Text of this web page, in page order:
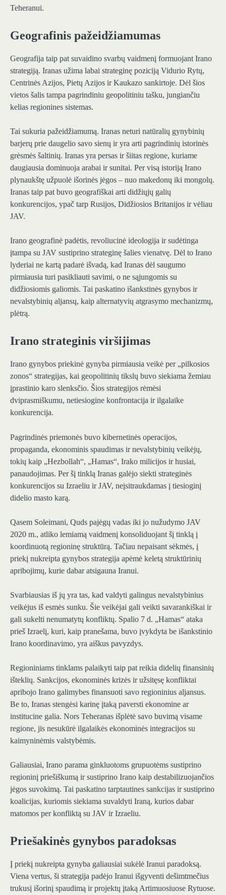
Teheranui.
Geografinis pažeidžiamumas
Geografija taip pat suvaidino svarbų vaidmenį formuojant Irano
strategiją. Iranas užima labai strateginę poziciją Vidurio Rytų,
Centrinės Azijos, Pietų Azijos ir Kaukazo sankirtoje. Dėl šios
vietos šalis tampa pagrindiniu geopolitiniu tašku, jungiančiu
kelias regionines sistemas.
Tai sukuria pažeidžiamumą. Iranas neturi natūralių gynybinių
barjerų prie daugelio savo sienų ir yra arti pagrindinių istorinės
grėsmės šaltinių. Iranas yra persas ir šiitas regione, kuriame
daugiausia dominuoja arabai ir sunitai. Per visą istoriją Irano
plynaukštę užpuolė išorinės jėgos – nuo ​​makedonų iki mongolų.
Iranas taip pat buvo geografiškai arti didžiųjų galių
konkurencijos, ypač tarp Rusijos, Didžiosios Britanijos ir vėliau
JAV.
Irano geografinė padėtis, revoliucinė ideologija ir sudėtinga
įtampa su JAV sustiprino strateginę šalies vienatvę. Dėl to Irano
lyderiai ne kartą padarė išvadą, kad Iranas dėl saugumo
pirmiausia turi pasikliauti savimi, o ne sąjungomis su
didžiosiomis galiomis. Tai paskatino išankstinės gynybos ir
nevalstybinių aljansų, kaip alternatyvių atgrasymo mechanizmų,
plėtrą.
Irano strateginis viršijimas
Irano gynybos priekinė gynyba pirmiausia veikė per „pilkosios
zonos“ strategijas, kai geopolitinių tikslų buvo siekiama žemiau
įprastinio karo slenksčio. Šios strategijos rėmėsi
dviprasmiškumu, netiesiogine konfrontacija ir ilgalaike
konkurencija.
Pagrindinės priemonės buvo kibernetinės operacijos,
propaganda, ekonominis spaudimas ir nevalstybinių veikėjų,
tokių kaip „Hezbollah“, „Hamas“, Irako milicijos ir husiai,
panaudojimas. Per šį tinklą Iranas galėjo siekti strateginės
konkurencijos su Izraeliu ir JAV, neįsitraukdamas į tiesioginį
didelio masto karą.
Qasem Soleimani, Quds pajėgų vadas iki jo nužudymo JAV
2020 m., atliko lemiamą vaidmenį konsoliduojant šį tinklą į
koordinuotą regioninę struktūrą. Tačiau nepaisant sėkmės, į
priekį nukreipta gynybos strategija apėmė keletą struktūrinių
apribojimų, kurie dabar atsigauna Iranui.
Svarbiausias iš jų yra tas, kad valdyti galingus nevalstybinius
veikėjus iš esmės sunku. Šie veikėjai gali veikti savarankiškai ir
gali sukelti nenumatytų konfliktų. Spalio 7 d. „Hamas“ ataka
prieš Izraelį, kuri, kaip pranešama, buvo įvykdyta be išankstinio
Irano koordinavimo, yra aiškus pavyzdys.
Regioniniams tinklams palaikyti taip pat reikia didelių finansinių
išteklių. Sankcijos, ekonominės krizės ir užsitęsę konfliktai
apribojo Irano galimybes finansuoti savo regioninius aljansus.
Be to, Iranas stengėsi karinę įtaką paversti ekonomine ar
institucine galia. Nors Teheranas išplėtė savo buvimą visame
regione, jis nesukūrė ilgalaikės ekonominės integracijos su
kaimyninėmis valstybėmis.
Galiausiai, Irano parama ginkluotoms grupuotėms sustiprino
regioninį priešiškumą ir sustiprino Irano kaip destabilizuojančios
jėgos suvokimą. Tai paskatino tarptautines sankcijas ir sustiprino
koalicijas, kuriomis siekiama suvaldyti Iraną, kurios dabar
matomos per konfliktą su JAV ir Izraeliu.
Priešakinės gynybos paradoksas
Į priekį nukreipta gynyba galiausiai sukėlė Iranui paradoksą.
Viena vertus, ši strategija padėjo Iranui išgyventi dešimtmečius
trukusį išorinį spaudimą ir projektų įtaką Artimuosiuose Rytuose.